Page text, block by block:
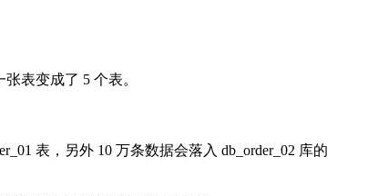
表变成了 5 个表。
表，另外 10 万条数据会落入 db_order_02 库的